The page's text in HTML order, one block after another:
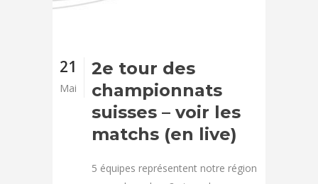
21
Mai
2e tour des
championnats
suisses – voir les
matchs (en live)
5 équipes représentent notre région